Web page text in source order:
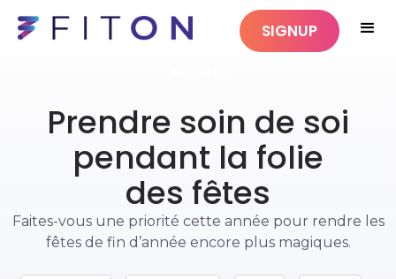
SIGNUP
Prendre soin de soi
pendant la folie
des fêtes
Faites-vous une priorité cette année pour rendre les
fêtes de fin d’année encore plus magiques.